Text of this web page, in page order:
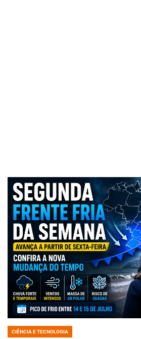
POSTED
CIÊNCIA E TECNOLOGIA